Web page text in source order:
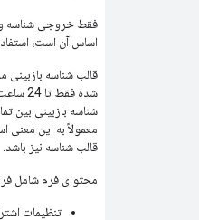
فقط خروجی شناسه
اساس آن است،
قالب شناسه بازبینی
شده
شناسه بازبینی بین
معمولاً به این معنی
قالب شناسه نیز باشد.
محتوای فرم شامل
تنظیمات